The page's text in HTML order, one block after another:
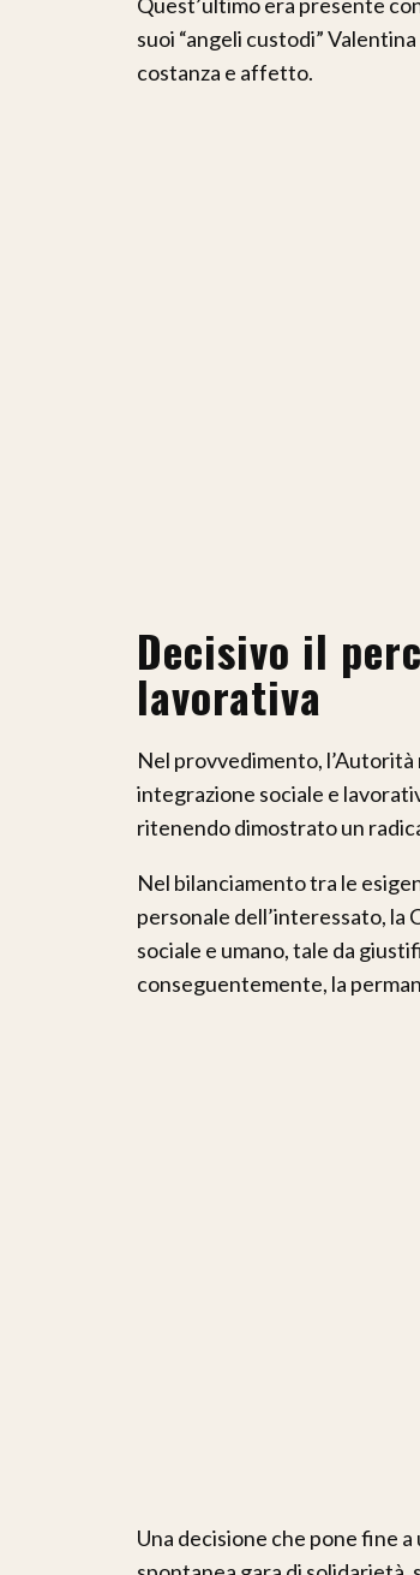
suoi “angeli custodi”
costanza e affetto.
Decisivo il
lavorativa
Nel provvedimento, l’Autorità
integrazione sociale e
ritenendo dimostrato un
Nel bilanciamento tra le
personale dell’interessato,
sociale e umano, tale da
conseguentemente, la
Una decisione che pone fine